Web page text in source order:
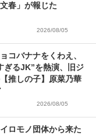
春」が報じた
2026/08/05
コバナナをくわえ、
ぎるJK”を熱演、旧ジ
推しの子】原菜乃華
2026/08/05
ロモノ団体から来た